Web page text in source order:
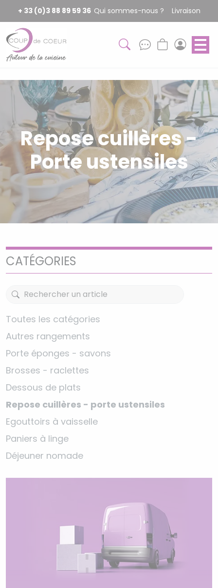
+ 33 (0)3 88 89 59 36 Qui sommes-nous ? Livraison
Repose cuillères -
Porte ustensiles
CATÉGORIES
Toutes les catégories
Autres rangements
Porte éponges - savons
Brosses - raclettes
Dessous de plats
Repose cuillères - porte ustensiles
Egouttoirs à vaisselle
Paniers à linge
Déjeuner nomade
Panneau de gestion des cookies